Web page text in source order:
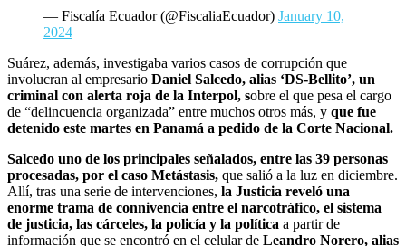
— Fiscalía Ecuador (@FiscaliaEcuador) January 10,
2024
Suárez, además, investigaba varios casos de corrupción que
involucran al empresario Daniel Salcedo, alias ‘DS-Bellito’, un
criminal con alerta roja de la Interpol, sobre el que pesa el cargo
de “delincuencia organizada” entre muchos otros más, y que fue
detenido este martes en Panamá a pedido de la Corte Nacional.
Salcedo uno de los principales señalados, entre las 39 personas
procesadas, por el caso Metástasis, que salió a la luz en diciembre.
Allí, tras una serie de intervenciones, la Justicia reveló una
enorme trama de connivencia entre el narcotráfico, el sistema
de justicia, las cárceles, la policía y la política a partir de
información que se encontró en el celular de Leandro Norero, alias